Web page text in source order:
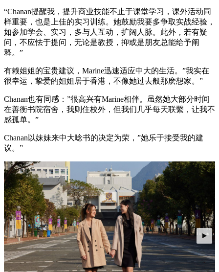
“Chanan提醒我，提升商业技能不止于课堂学习，课外活动同
样重要，也是上佳的实习训练。她鼓励我要多争取实战经验，
如参加学会、实习，多与人互动，扩阔人脉。此外，若有疑
问，不应怯于提问，无论是教授，抑或是朋友总能给予阐
释。”
有赖姐姐的宝贵建议，Marine迅速适应中大的生活。”我实在
很幸运，挚爱的姐姐居于香港，不像她过去般那麽想家。”
Chanan也有同感：”很高兴有Marine相伴。虽然她大部分时间
在善衡书院宿舍，我则住校外，但我们几乎每天联繫，让我不
感孤单。”
Chanan以妹妹来中大唸书的决定为荣，”她乐于接受我的建
议。”